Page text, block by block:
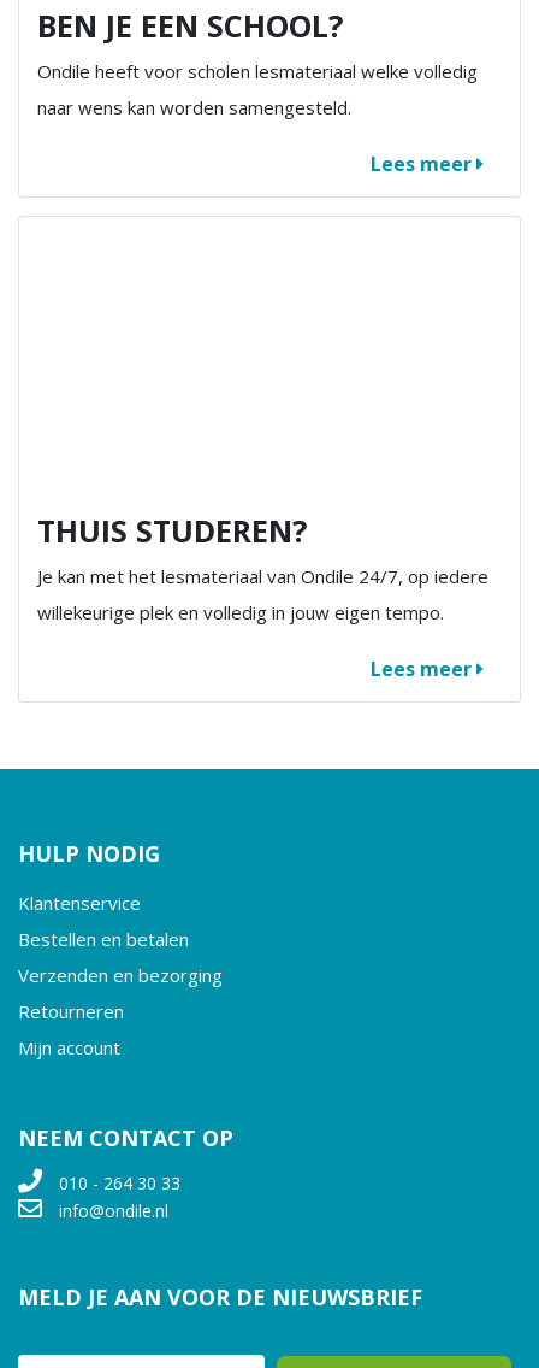
BEN JE EEN SCHOOL?
Ondile heeft voor scholen lesmateriaal welke volledig
naar wens kan worden samengesteld.
Lees meer
THUIS STUDEREN?
Je kan met het lesmateriaal van Ondile 24/7, op iedere
willekeurige plek en volledig in jouw eigen tempo.
Lees meer
HULP NODIG
Klantenservice
Bestellen en betalen
Verzenden en bezorging
Retourneren
Mijn account
NEEM CONTACT OP
010 - 264 30 33
info@ondile.nl
MELD JE AAN VOOR DE NIEUWSBRIEF